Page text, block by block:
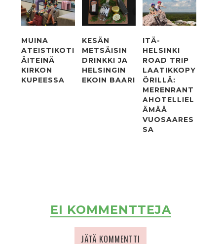
MUINA
ATEISTIKOTI
ÄITEINÄ
KIRKON
KUPEESSA
KESÄN
METSÄISIN
DRINKKI JA
HELSINGIN
EKOIN BAARI
ITÄ-
HELSINKI
ROAD TRIP
LAATIKKOPY
ÖRILLÄ:
MERENRANT
AHOTELLIEL
ÄMÄÄ
VUOSAARES
SA
EI KOMMENTTEJA
JÄTÄ KOMMENTTI